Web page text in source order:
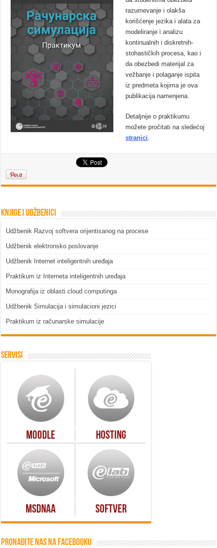
razumevanje i olakša
korišćenje jezika i alata za
modeliranje i analizu
kontinualnih i diskretnih-
stohastičkih procesa, kao i
da obezbedi materijal za
vežbanje i polaganje ispita
iz predmeta kojima je ova
publikacija namenjena.
Detaljnije o praktikumu
možete pročitati na sledećoj
stranici
Knjige i udžbenici
Udžbenik Razvoj softvera orijentisanog na procese
Udžbenik elektronsko poslovanje
Udžbenik Internet inteligentnih uređaja
Praktikum iz Interneta inteligentnih uređaja
Monografija iz oblasti cloud computinga
Udžbenik Simulacija i simulacioni jezici
Praktikum iz računarske simulacije
Servisi
Moodle Hosting
MSDNAA Softver
Pronađite nas na Facebooku